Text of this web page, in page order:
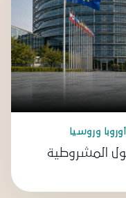
وروسيا
المشروطية